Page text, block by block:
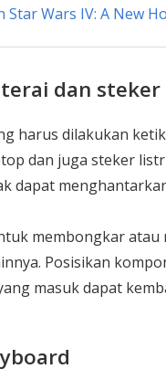
Wars IV: A New
dan
harus dilakukan
dan juga steker
dapat
membongkar
Posisikan
masuk dapat